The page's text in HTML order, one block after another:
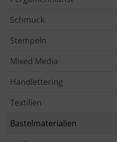
Schmuck
Stempeln
Mixed Media
Handlettering
Textilien
Bastelmaterialien